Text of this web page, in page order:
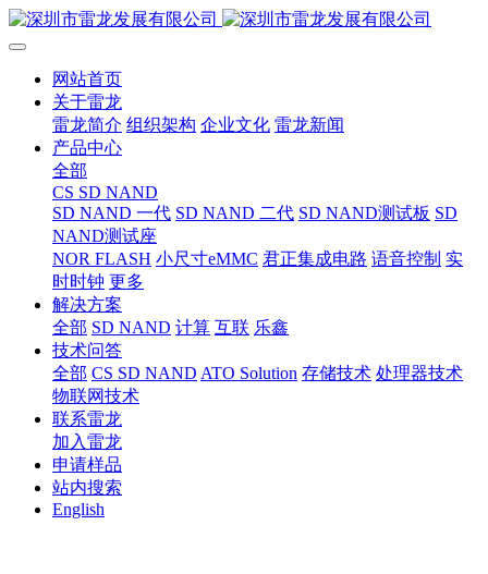
网站首页
关于雷龙
雷龙简介 组织架构 企业文化 雷龙新闻
产品中心
全部
CS SD NAND
SD NAND 一代 SD NAND 二代 SD NAND测试板 SD
NAND测试座
NOR FLASH 小尺寸eMMC 君正集成电路 语音控制 实
时时钟 更多
解决方案
全部 SD NAND 计算 互联 乐鑫
技术问答
全部 CS SD NAND ATO Solution 存储技术 处理器技术
物联网技术
联系雷龙
加入雷龙
申请样品
站内搜索
English